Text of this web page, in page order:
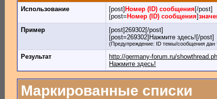
Использование [post] Номер (ID) сообщения [/post]
[post= Номер (ID) сообщения]
Пример
[post]269302[/post]
[post=269302]Нажмите здесь![/post]
(Предупреждение: ID темы/сообщения
Результат
http://germany-forum.ru/
Нажмите здесь!
Маркированные списки